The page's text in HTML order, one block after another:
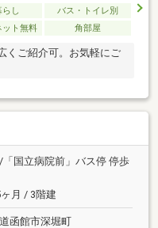
し
バス・トイレ別
ット無料 角部屋
くご紹介可。お気軽にご
国立病院前」バス停 停歩
月 / 3階建
函館市深堀町